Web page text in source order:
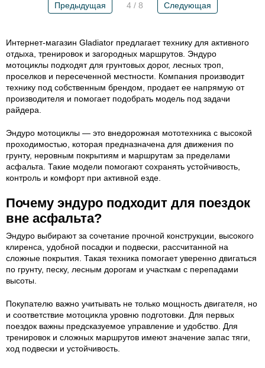
Предыдущая 4 / 8 Следующая
Интернет-магазин Gladiator предлагает технику для активного
отдыха, тренировок и загородных маршрутов. Эндуро
мотоциклы подходят для грунтовых дорог, лесных троп,
проселков и пересеченной местности. Компания производит
технику под собственным брендом, продает ее напрямую от
производителя и помогает подобрать модель под задачи
райдера.
Эндуро мотоциклы — это внедорожная мототехника с высокой
проходимостью, которая предназначена для движения по
грунту, неровным покрытиям и маршрутам за пределами
асфальта. Такие модели помогают сохранять устойчивость,
контроль и комфорт при активной езде.
Почему эндуро подходит для поездок
вне асфальта?
Эндуро выбирают за сочетание прочной конструкции, высокого
клиренса, удобной посадки и подвески, рассчитанной на
сложные покрытия. Такая техника помогает уверенно двигаться
по грунту, песку, лесным дорогам и участкам с перепадами
высоты.
Покупателю важно учитывать не только мощность двигателя, но
и соответствие мотоцикла уровню подготовки. Для первых
поездок важны предсказуемое управление и удобство. Для
тренировок и сложных маршрутов имеют значение запас тяги,
ход подвески и устойчивость.